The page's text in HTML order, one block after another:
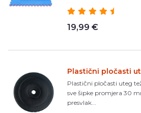
19,99 €
Plastični pločasti
Plastični pločasti uteg
sve šipke promjera 30
presvlak...